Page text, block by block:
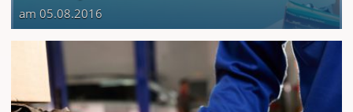
am 05.08.2016